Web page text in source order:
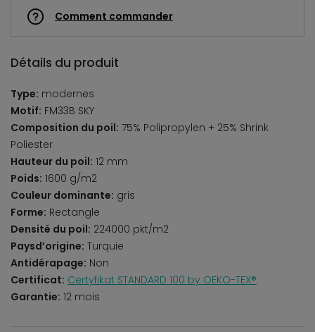
Comment commander
Détails du produit
Type: modernes
Motif: FM33B SKY
Composition du poil: 75% Polipropylen + 25% Shrink
Poliester
Hauteur du poil: 12 mm
Poids: 1600 g/m2
Couleur dominante: gris
Forme: Rectangle
Densité du poil: 224000 pkt/m2
Paysd’origine: Turquie
Antidérapage: Non
Certificat: Certyfikat STANDARD 100 by OEKO-TEX®
Garantie: 12 mois